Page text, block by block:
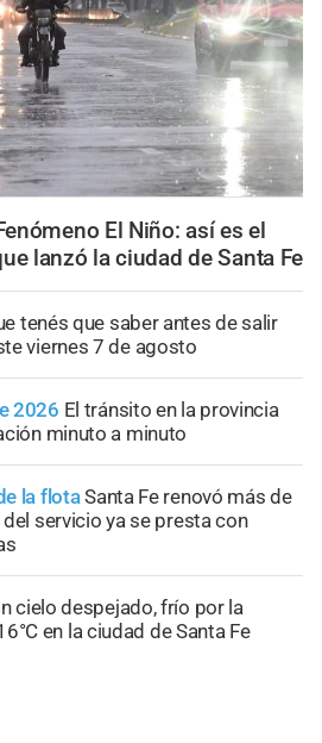
El Niño: así es el
lanzó la ciudad de Santa Fe
tenés que saber antes de salir
viernes 7 de agosto
2026 El tránsito en la provincia
minuto a minuto
la flotaSanta Fe renovó más de
servicio ya se presta con
cielo despejado, frío por la
en la ciudad de Santa Fe